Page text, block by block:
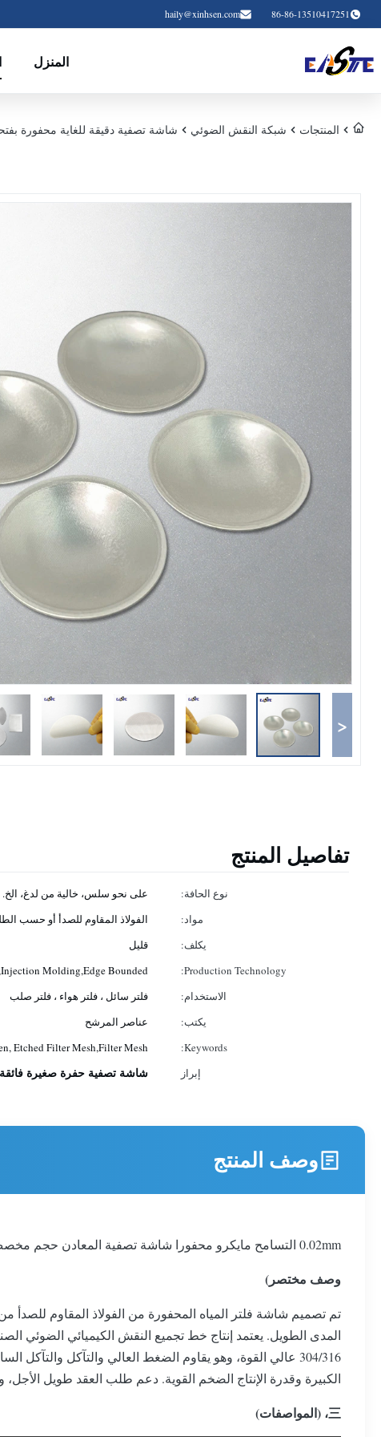
86-86-13510417251
haily@xinhsen.com
المنزل
المنتجات شبكة النقش الضوئي شاشة تصفية دقيقة للغاية محفورة
<
تفاصيل المنتج
نوع الحافة: على نحو سلس، خالية من لدغ، الخ.
مواد:
الفولاذ المقاوم للصدأ أو حسب
يكلف:
قليل
Production Technology:
Molding,Edge Bounded
الاستخدام:
فلتر سائل ، فلتر هواء ، فلتر صلب
يكتب:
عناصر المرشح
Keywords:
Etched Filter Mesh,Filter Mesh
إبراز
شاشة تصفية حفرة صغيرة فائقة
وصف المنتج
0.02mm التسامح مايكرو محفورا شاشة تصفية المعادن حجم مخصص الفولاذ المقاوم للصدأ النقش تصفية المياه الشاشة للمعدات الدقيقة
وصف مختصر)
تم تصميم شاشة فلتر المياه المحفورة من الفولاذ المقاوم
المدى الطويل. يعتمد إنتاج خط تجميع النقش الكيميائي الضوئي
304/316 عالي القوة، وهو يقاوم الضغط العالي والتآكل
الكبيرة وقدرة الإنتاج الضخم القوية. دعم طلب العقد طويل الأجل،
三، (المواصفات)